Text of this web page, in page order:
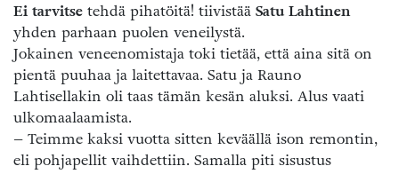
Ei tarvitse tehdä pihatöitä! tiivistää Satu Lahtinen
yhden parhaan puolen veneilystä.
Jokainen veneenomistaja toki tietää, että aina sitä on
pientä puuhaa ja laitettavaa. Satu ja Rauno
Lahtisellakin oli taas tämän kesän aluksi. Alus vaati
ulkomaalaamista.
– Teimme kaksi vuotta sitten keväällä ison remontin,
eli pohjapellit vaihdettiin. Samalla piti sisustus